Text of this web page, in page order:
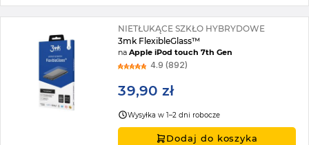
NIETŁUKĄCE SZKŁO HYBRYDOWE
3mk FlexibleGlass™
naApple iPod touch 7th Gen
4.9 (892)
39,90 zł
Wysyłka w 1–2 dni robocze
Dodaj do koszyka